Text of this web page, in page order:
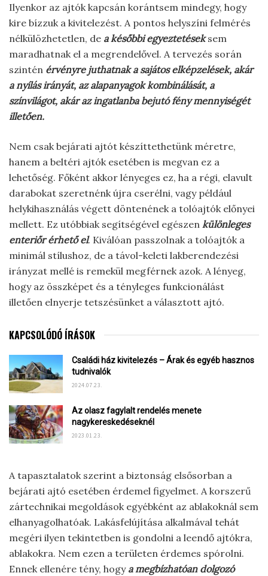
Ilyenkor az ajtók kapcsán korántsem mindegy, hogy
kire bízzuk a kivitelezést. A pontos helyszíni felmérés
nélkülözhetetlen, de a későbbi egyeztetéseksem
maradhatnak el a megrendelővel. A tervezés során
szintén érvényre juthatnak a sajátos elképzelések, akár
a nyílás irányát, az alapanyagok kombinálását, a
színvilágot, akár az ingatlanba bejutó fény mennyiségét
illetően.
Nem csak bejárati ajtót készíttethetünk méretre,
hanem a beltéri ajtók esetében is megvan ez a
lehetőség. Főként akkor lényeges ez, ha a régi, elavult
darabokat szeretnénk újra cserélni, vagy például
helykihasználás végett döntenének a tolóajtók előnyei
mellett. Ez utóbbiak segítségével egészen különleges
enteriőr érhető el. Kiválóan passzolnak a tolóajtók a
minimál stílushoz, de a távol-keleti lakberendezési
irányzat mellé is remekül megférnek azok. A lényeg,
hogy az összképet és a tényleges funkcionálást
illetően elnyerje tetszésünket a választott ajtó.
KAPCSOLÓDÓ ÍRÁSOK
Családi ház kivitelezés – Árak és egyéb hasznos
tudnivalók
2024.07.23.
Az olasz fagylalt rendelés menete
nagykereskedéseknél
2023.01.23.
A tapasztalatok szerint a biztonság elsősorban a
bejárati ajtó esetében érdemel figyelmet. A korszerű
zártechnikai megoldások egyébként az ablakoknál sem
elhanyagolhatóak. Lakásfelújítása alkalmával tehát
megéri ilyen tekintetben is gondolni a leendő ajtókra,
ablakokra. Nem ezen a területen érdemes spórolni.
Ennek ellenére tény, hogy a megbízhatóan dolgozó